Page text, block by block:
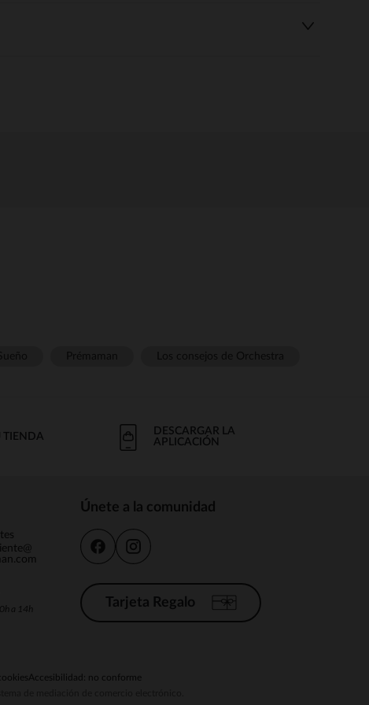
TIENDA
DESCARGAR LA
APLICACIÓN
a 14h
Únete a la comunidad
Tarjeta Regalo
Accesibilidad: no conforme